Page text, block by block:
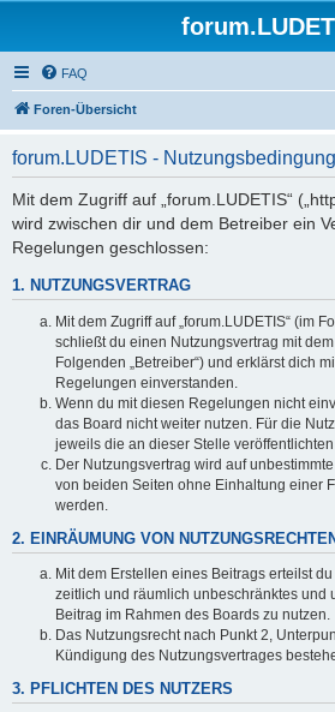
FAQ
Foren-Übersicht
forum.LUDETIS -
Mit dem Zugriff auf „forum.LUDETIS“
wird zwischen dir und dem Betreiber ein
Regelungen geschlossen:
1. NUTZUNGSVERTRAG
Mit dem Zugriff auf „forum.LUDETIS“ (im
schließt du einen Nutzungsvertrag mit
Folgenden „Betreiber“) und erklärst dich
Regelungen einverstanden.
Wenn du mit diesen Regelungen nicht
das Board nicht weiter nutzen. Für die
jeweils die an dieser Stelle
Der Nutzungsvertrag wird auf
von beiden Seiten ohne Einhaltung einer
werden.
2. EINRÄUMUNG VON NUTZUNGSRECHTEN
Mit dem Erstellen eines Beitrags erteilst
zeitlich und räumlich unbeschränktes und
Beitrag im Rahmen des Boards zu nutzen.
Das Nutzungsrecht nach Punkt 2,
Kündigung des Nutzungsvertrages
3. PFLICHTEN DES NUTZERS